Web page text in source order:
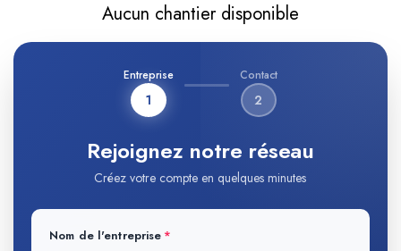
Aucun chantier disponible
Entreprise
1
Contact
2
Rejoignez notre réseau
Créez votre compte en quelques minutes
Nom de l'entreprise